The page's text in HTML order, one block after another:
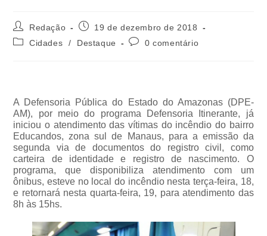
Redação
19 de dezembro de 2018
Cidades
/ Destaque 0 comentário
A Defensoria Pública do Estado do Amazonas (DPE-
AM), por meio do programa Defensoria Itinerante, já
iniciou o atendimento das vítimas do incêndio do bairro
Educandos, zona sul de Manaus, para a emissão da
segunda via de documentos do registro civil, como
carteira de identidade e registro de nascimento. O
programa, que disponibiliza atendimento com um
ônibus, esteve no local do incêndio nesta terça-feira, 18,
e retornará nesta quarta-feira, 19, para atendimento das
8h às 15hs.